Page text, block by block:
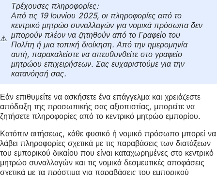
ε
:
⚠️
Τρέχουσες πληροφορίες:
Από τις 19 Ιουνίου 2025, οι πληροφορίες από το
κεντρικό μητρώο συναλλαγών για νομικά πρόσωπα δεν
μπορούν πλέον να ζητηθούν από το Γραφείο του
Πολίτη ή μια τοπική διοίκηση. Από την ημερομηνία
αυτή, παρακαλείστε να απευθυνθείτε στο γραφείο
μητρώου επιχειρήσεων. Σας ευχαριστούμε για την
κατανόησή σας.
Εάν επιθυμείτε να ασκήσετε ένα επάγγελμα και χρειάζεστε
απόδειξη της προσωπικής σας αξιοπιστίας, μπορείτε να
ζητήσετε πληροφορίες από το κεντρικό μητρώο εμπορίου.
Κατόπιν αιτήσεως, κάθε φυσικό ή νομικό πρόσωπο μπορεί να
λάβει πληροφορίες σχετικά με τις παραβάσεις των διατάξεων
του εμπορικού δικαίου που είναι καταχωρημένες στο κεντρικό
μητρώο συναλλαγών και τις νομικά δεσμευτικές αποφάσεις
σχετικά με τα πρόστιμα για παραβάσεις του εμπορικού